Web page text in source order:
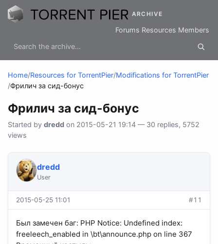
ARCHIVE
Forums Resources Members
Home/Resources for TorrentPier/Modifications for TorrentPier
/Фрилич за сид-бонус
Фрилич за сид-бонус
Started by dredd on 2015-05-21 19:14 — 30 replies, 5752
views
dredd
User
2015-05-25 11:01 #11
Был замечен баг: PHP Notice: Undefined index:
freeleech_enabled in \bt\announce.php on line 367